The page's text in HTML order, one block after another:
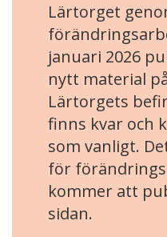
Lärtorget
januari 2026
nytt material
Lärtorgets
finns kvar och
som vanligt.
för
kommer att
sidan.